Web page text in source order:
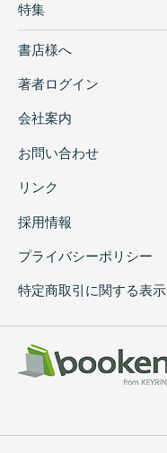
特集
書店様へ
著者ログイン
会社案内
お問い合わせ
リンク
採用情報
プライバシーポリシー
特定商取引に関する表示